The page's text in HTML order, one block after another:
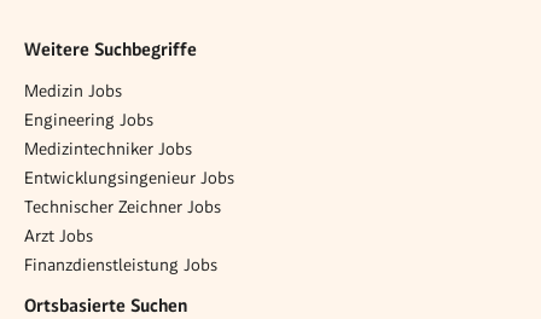
Weitere Suchbegriffe
Medizin Jobs
Engineering Jobs
Medizintechniker Jobs
Entwicklungsingenieur Jobs
Technischer Zeichner Jobs
Arzt Jobs
Finanzdienstleistung Jobs
Ortsbasierte Suchen